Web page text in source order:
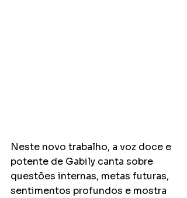
Neste novo trabalho, a voz doce e
potente de Gabily canta sobre
questões internas, metas futuras,
sentimentos profundos e mostra